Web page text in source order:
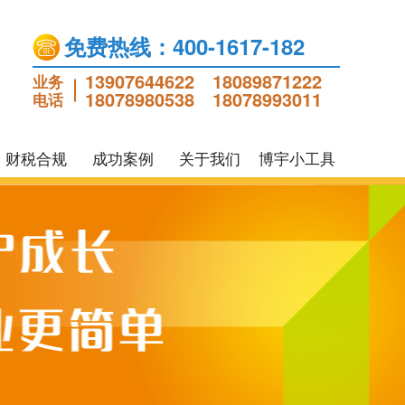
免费热线：400-1617-182
业务
电话
13907644622 18089871222
18078980538 18078993011
财税合规 成功案例 关于我们 博宇小工具